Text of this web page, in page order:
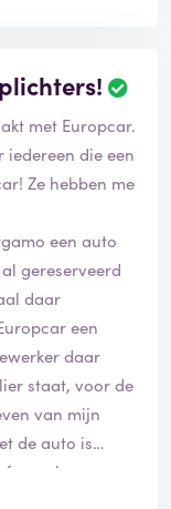
met Europcar.
die een
Ze hebben me
een auto
gereserveerd
daar
een
daar
staat, voor de
van mijn
de auto is
dus achteraf